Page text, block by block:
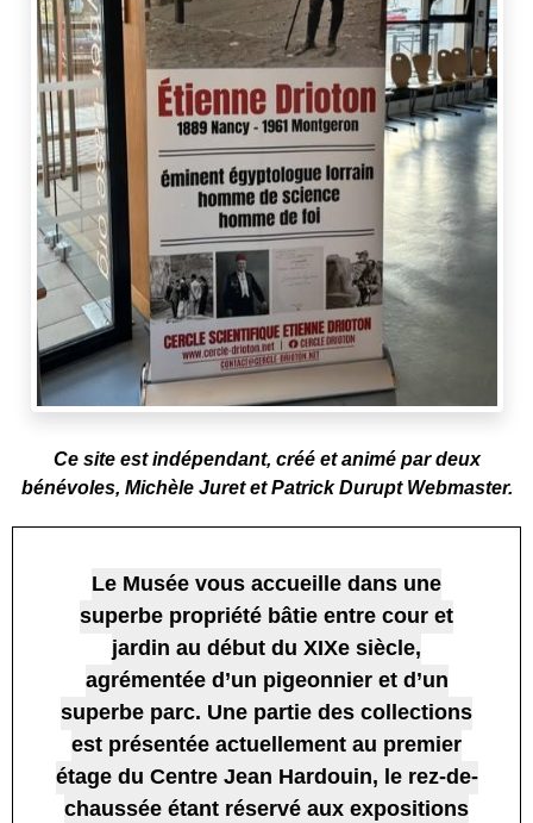
Ce site est indépendant, créé et animé par deux
bénévoles, Michèle Juret et Patrick Durupt Webmaster.
Le Musée vous accueille dans une
superbe propriété bâtie entre cour et
jardin au début du XIXe siècle,
agrémentée d’un pigeonnier et d’un
superbe parc. Une partie des collections
est présentée actuellement au premier
étage du Centre Jean Hardouin, le rez-de-
chaussée étant réservé aux expositions